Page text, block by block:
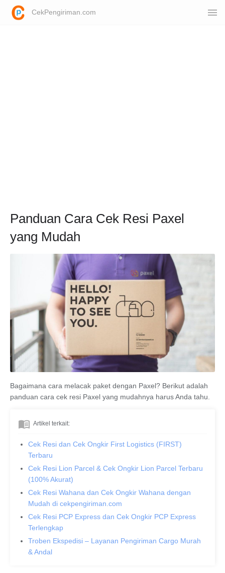
CekPengiriman.com
Panduan Cara Cek Resi Paxel
yang Mudah
Bagaimana cara melacak paket dengan Paxel? Berikut adalah
panduan cara cek resi Paxel yang mudahnya harus Anda tahu.
Artikel terkait:
Cek Resi dan Cek Ongkir First Logistics (FIRST)
Terbaru
Cek Resi Lion Parcel & Cek Ongkir Lion Parcel Terbaru
(100% Akurat)
Cek Resi Wahana dan Cek Ongkir Wahana dengan
Mudah di cekpengiriman.com
Cek Resi PCP Express dan Cek Ongkir PCP Express
Terlengkap
Troben Ekspedisi – Layanan Pengiriman Cargo Murah
& Andal